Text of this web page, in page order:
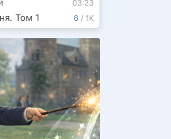
6 / 1K
03:23
Том 1